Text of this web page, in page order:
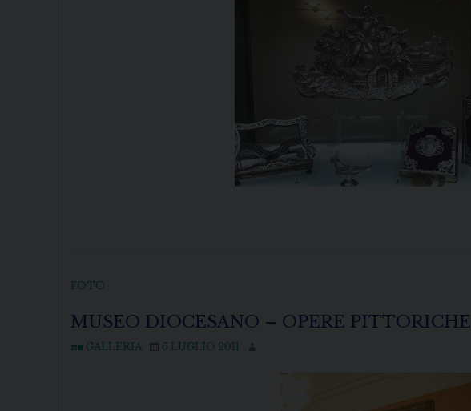
FOTO
MUSEO DIOCESANO – OPERE PITTORICHE
GALLERIA 6 LUGLIO 2011